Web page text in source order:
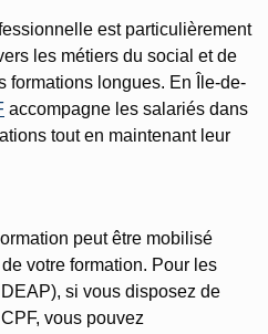
est particulièrement
les métiers du social et de
formations longues. En Île-de-
accompagne les salariés dans
tout en maintenant leur
peut être mobilisé
votre formation. Pour les
si vous disposez de
vous pouvez